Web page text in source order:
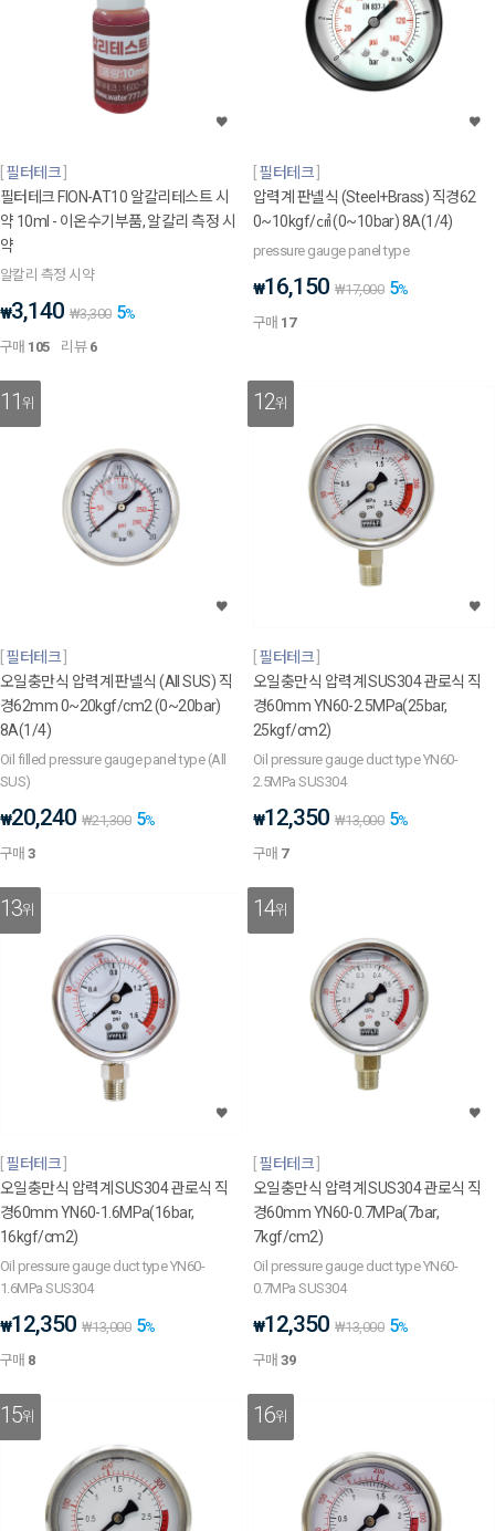
필터테크
필터테크 FION-AT10 알칼리테스트 시
약 10ml - 이온수기부품, 알칼리 측정 시
약
알칼리 측정 시약
₩3,140 ₩3,300 5%
구매 105 리뷰 6
필터테크
압력계 판넬식 (Steel+Brass) 직경62
0~10kgf/㎠ (0~10bar) 8A(1/4)
pressure gauge panel type
₩16,150 ₩17,000 5%
구매 17
11위
필터테크
오일충만식 압력계 판넬식 (All SUS) 직
경62mm 0~20kgf/cm2 (0~20bar)
8A(1/4)
Oil filled pressure gauge panel type (All
SUS)
₩20,240 ₩21,300 5%
구매3
12위
필터테크
오일충만식 압력계 SUS304 관로식 직
경60mm YN60-2.5MPa(25bar,
25kgf/cm2)
Oil pressure gauge duct type YN60-
2.5MPa SUS304
₩12,350 ₩13,000 5%
구매 7
13위
필터테크
오일충만식 압력계 SUS304 관로식 직
경60mm YN60-1.6MPa(16bar,
16kgf/cm2)
Oil pressure gauge duct type YN60-
1.6MPa SUS304
₩12,350 ₩13,000 5%
구매 8
14위
필터테크
오일충만식 압력계 SUS304 관로식 직
경60mm YN60-0.7MPa(7bar,
7kgf/cm2)
Oil pressure gauge duct type YN60-
0.7MPa SUS304
₩12,350 ₩13,000 5%
구매39
15위 16위